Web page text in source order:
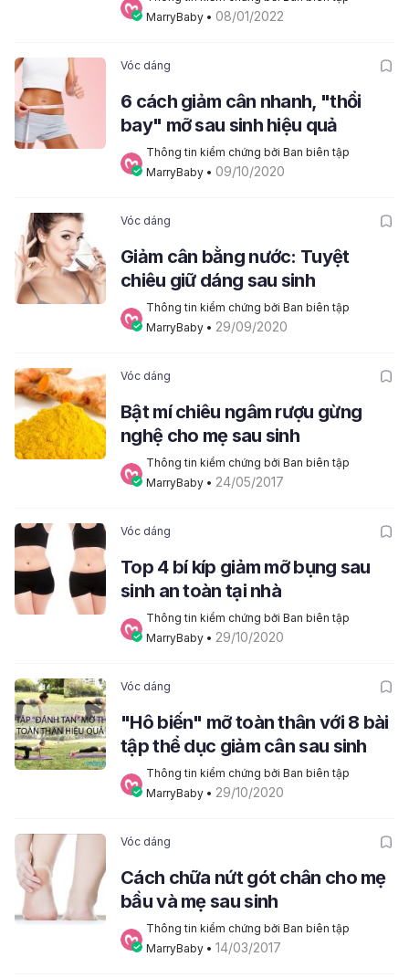
MarryBaby • 08/01/2022
Vóc dáng
6 cách giảm cân nhanh, "thổi
bay" mỡ sau sinh hiệu quả
Thông tin kiểm chứng bởi Ban biên tập
MarryBaby • 09/10/2020
Vóc dáng
Giảm cân bằng nước: Tuyệt
chiêu giữ dáng sau sinh
Thông tin kiểm chứng bởi Ban biên tập
MarryBaby • 29/09/2020
Vóc dáng
Bật mí chiêu ngâm rượu gừng
nghệ cho mẹ sau sinh
Thông tin kiểm chứng bởi Ban biên tập
MarryBaby • 24/05/2017
Vóc dáng
Top 4 bí kíp giảm mỡ bụng sau
sinh an toàn tại nhà
Thông tin kiểm chứng bởi Ban biên tập
MarryBaby • 29/10/2020
Vóc dáng
"Hô biến" mỡ toàn thân với 8 bài
tập thể dục giảm cân sau sinh
Thông tin kiểm chứng bởi Ban biên tập
MarryBaby • 29/10/2020
Vóc dáng
Cách chữa nứt gót chân cho mẹ
bầu và mẹ sau sinh
Thông tin kiểm chứng bởi Ban biên tập
MarryBaby • 14/03/2017